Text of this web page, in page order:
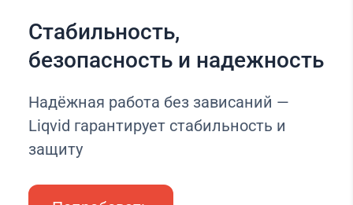
Стабильность,
безопасность и надежность
Надёжная работа без зависаний —
Liqvid гарантирует стабильность и
защиту